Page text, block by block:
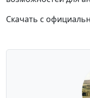
Скачать с